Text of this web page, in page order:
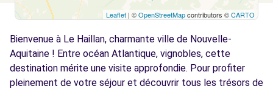
Free2move Rent - S&You - LE BOUSCAT
(P)
5.2
km
AVENUE DE LA LIBERATION CHARLES DE GAULLE
LE BOUSCAT, FR-33, 33110
Voir l'agence
Leaflet | ©OpenStreetMapcontributors ©CARTO
Bienvenue à Le Haillan, charmante ville de Nouvelle-
Aquitaine ! Entre océan Atlantique, vignobles, cette
destination mérite une visite approfondie. Pour profiter
pleinement de votre séjour et découvrir tous les trésors de